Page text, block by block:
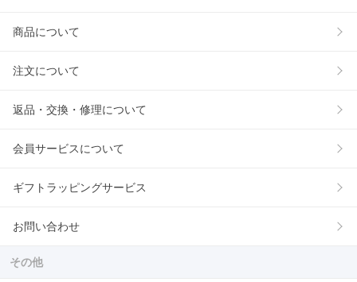
商品について
注文について
返品・交換・修理について
会員サービスについて
ギフトラッピングサービス
お問い合わせ
その他